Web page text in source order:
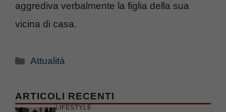
aggrediva verbalmente la figlia della sua
vicina di casa.
Categorie
Attualità
ARTICOLI RECENTI
LIFESTYLE